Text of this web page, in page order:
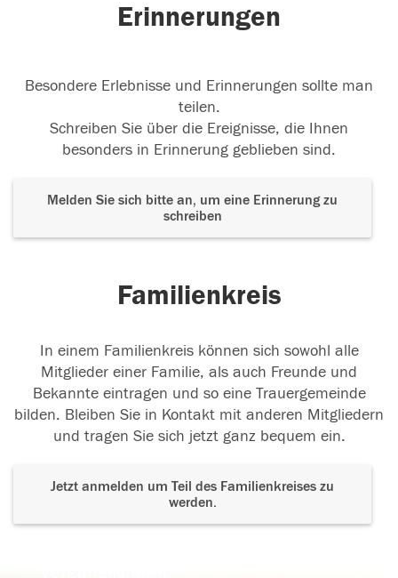
Erinnerungen
Besondere Erlebnisse und Erinnerungen sollte man
teilen.
Schreiben Sie über die Ereignisse, die Ihnen
besonders in Erinnerung geblieben sind.
Melden Sie sich bitte an, um eine Erinnerung zu
schreiben
Familienkreis
In einem Familienkreis können sich sowohl alle
Mitglieder einer Familie, als auch Freunde und
Bekannte eintragen und so eine Trauergemeinde
bilden. Bleiben Sie in Kontakt mit anderen Mitgliedern
und tragen Sie sich jetzt ganz bequem ein.
Jetzt anmelden um Teil des Familienkreises zu
werden.